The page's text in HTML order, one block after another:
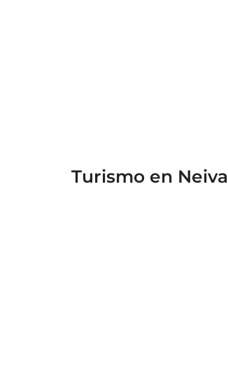
Turismo en Neiva